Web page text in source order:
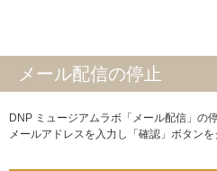
メール配信の停止
DNP ミュージアムラボ「メール配信」の
メールアドレスを入力し「確認」ボタンを